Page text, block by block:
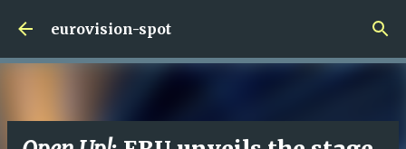
Ir al contenido principal
eurovision-spot